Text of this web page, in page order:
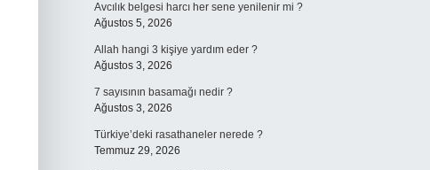
Avcılık belgesi harcı her sene yenilenir mi ?
Ağustos 5, 2026
Allah hangi 3 kişiye yardım eder ?
Ağustos 3, 2026
7 sayısının basamağı nedir ?
Ağustos 3, 2026
Türkiye’deki rasathaneler nerede ?
Temmuz 29, 2026